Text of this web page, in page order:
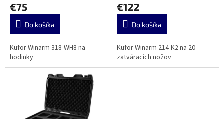
€75
Do košíka
Kufor Winarm 318-WH8 na
hodinky
€122
Do košíka
Kufor Winarm 214-K2 na 20
zatváracích nožov